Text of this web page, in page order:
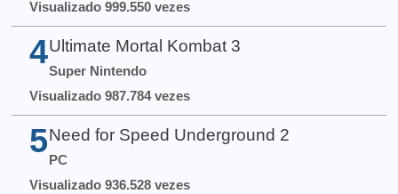
Visualizado 999.550 vezes
4 Ultimate Mortal Kombat 3
Super Nintendo
Visualizado 987.784 vezes
5 Need for Speed Underground 2
PC
Visualizado 936.528 vezes